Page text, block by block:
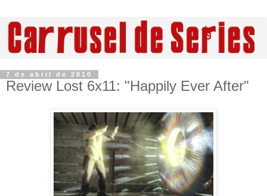
7 de abril de 2010
Review Lost 6x11: "Happily Ever After"